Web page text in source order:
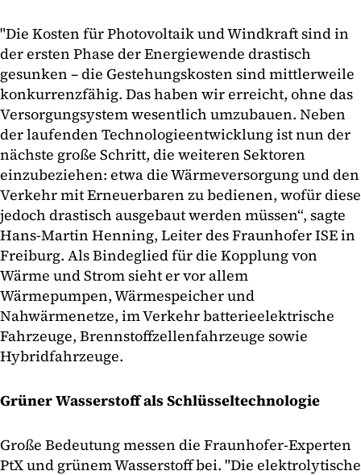
"Die Kosten für Photovoltaik und Windkraft sind in
der ersten Phase der Energiewende drastisch
gesunken – die Gestehungskosten sind mittlerweile
konkurrenzfähig. Das haben wir erreicht, ohne das
Versorgungsystem wesentlich umzubauen. Neben
der laufenden Technologieentwicklung ist nun der
nächste große Schritt, die weiteren Sektoren
einzubeziehen: etwa die Wärmeversorgung und den
Verkehr mit Erneuerbaren zu bedienen, wofür diese
jedoch drastisch ausgebaut werden müssen“, sagte
Hans-Martin Henning, Leiter des Fraunhofer ISE in
Freiburg. Als Bindeglied für die Kopplung von
Wärme und Strom sieht er vor allem
Wärmepumpen, Wärmespeicher und
Nahwärmenetze, im Verkehr batterieelektrische
Fahrzeuge, Brennstoffzellenfahrzeuge sowie
Hybridfahrzeuge.
Grüner Wasserstoff als Schlüsseltechnologie
Große Bedeutung messen die Fraunhofer-Experten
PtX und grünem Wasserstoff bei. "Die elektrolytische